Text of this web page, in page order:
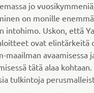
jo
on monille
intohimo. Uskon, että
ovat elintärkeitä
maailman avaamisessa
tätä alaa
tulkintoja